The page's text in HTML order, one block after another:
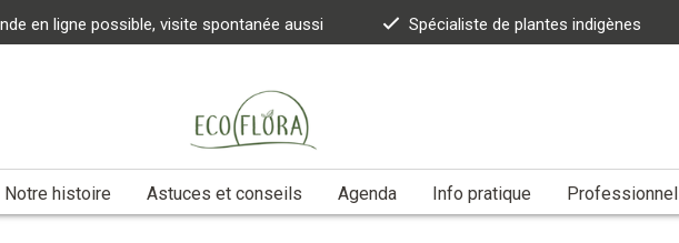
en ligne possible, visite spontanée aussi Spécialiste de plantes indigènes
Notre histoire Astuces et conseils Agenda Info pratique Professionnel